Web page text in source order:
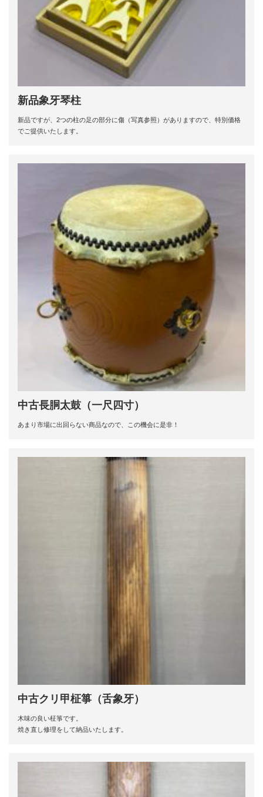
新品象牙琴柱
新品ですが、2つの柱の足の部分に傷（写真参照）がありますので、特別価格
でご提供いたします。
中古長胴太鼓（一尺四寸）
あまり市場に出回らない商品なので、この機会に是非！
中古クリ甲柾箏（舌象牙）
木味の良い柾箏です。
焼き直し修理をして納品いたします。